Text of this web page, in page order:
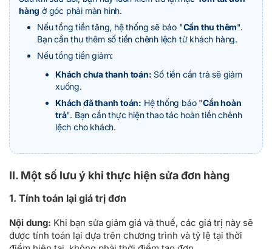
hàng ở góc phải màn hình.
Nếu tổng tiền tăng, hệ thống sẽ báo "Cần thu thêm".
Bạn cần thu thêm số tiền chênh lệch từ khách hàng.
Nếu tổng tiền giảm:
Khách chưa thanh toán: Số tiền cần trả sẽ giảm
xuống.
Khách đã thanh toán: Hệ thống báo "Cần hoàn
trả". Bạn cần thực hiện thao tác hoàn tiền chênh
lệch cho khách.
II. Một số lưu ý khi thực hiện sửa đơn hàng
1. Tính toán lại giá trị đơn
Nội dung: Khi bạn sửa giảm giá và thuế, các giá trị này sẽ
được tính toán lại dựa trên chương trình và tỷ lệ tại thời